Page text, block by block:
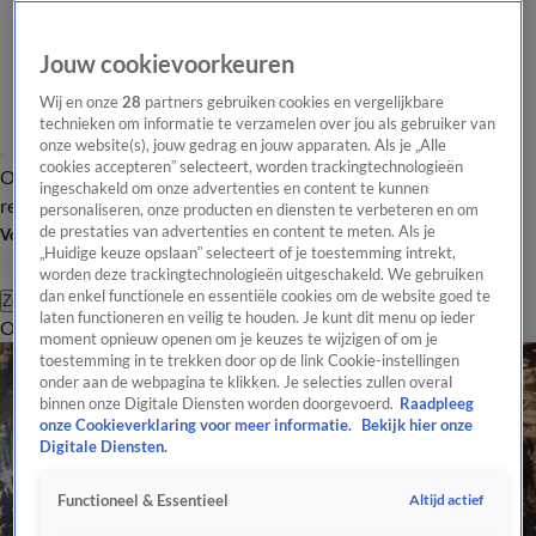
Overzicht Laatste nieuws Regionieuws Het beste van Hart
Tip de
redactie
Volg Hart van Nederland
Zoeken
OverzichtRegioUitzendingenWeerTip de redactiePanelVideo's
Jouw cookievoorkeuren
Wij en onze28 partners gebruiken cookies en vergelijkbare
technieken om informatie te verzamelen over jou als gebruiker van
onze website(s), jouw gedrag en jouw apparaten. Als je „Alle
cookies accepteren” selecteert, worden trackingtechnologieën
ingeschakeld om onze advertenties en content te kunnen
personaliseren, onze producten en diensten te verbeteren en om
de prestaties van advertenties en content te meten. Als je
„Huidige keuze opslaan” selecteert of je toestemming intrekt,
worden deze trackingtechnologieën uitgeschakeld. We gebruiken
dan enkel functionele en essentiële cookies om de website goed te
laten functioneren en veilig te houden. Je kunt dit menu op ieder
moment opnieuw openen om je keuzes te wijzigen of om je
toestemming in te trekken door op de link Cookie-instellingen
onder aan de webpagina te klikken. Je selecties zullen overal
binnen onze Digitale Diensten worden doorgevoerd. Raadpleeg
onze Cookieverklaring voor meer informatie.
Bekijk hier onze
Digitale Diensten.
Functioneel & Essentieel Altijd actief